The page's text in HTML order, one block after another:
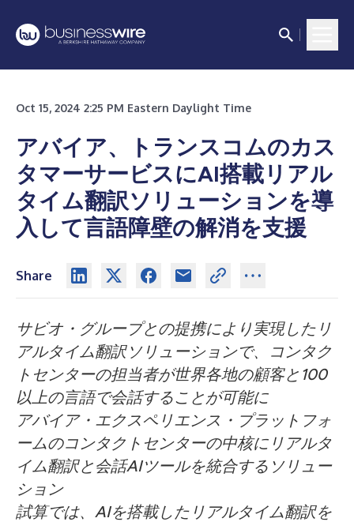
Oct 15, 2024 2:25 PM Eastern Daylight Time
アバイア、トランスコムのカス
タマーサービスにAI搭載リアル
タイム翻訳ソリューションを導
入して言語障壁の解消を支援
Share
サビオ・グループとの提携により実現したリ
アルタイム翻訳ソリューションで、コンタク
トセンターの担当者が世界各地の顧客と100
以上の言語で会話することが可能に
アバイア・エクスペリエンス・プラットフォ
ームのコンタクトセンターの中核にリアルタ
イム翻訳と会話AIツールを統合するソリュー
ション
試算では、AIを搭載したリアルタイム翻訳を